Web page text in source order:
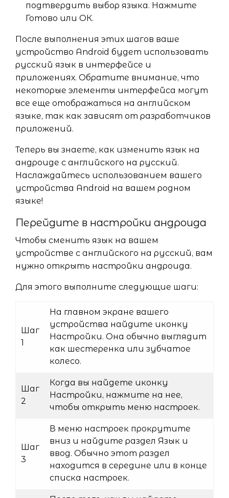
подтвердить выбор языка. Нажмите
Готово или ОК.
После выполнения этих шагов ваше
устройство Android будет использовать
русский язык в интерфейсе и
приложениях. Обратите внимание, что
некоторые элементы интерфейса могут
все еще отображаться на английском
языке, так как зависят от разработчиков
приложений.
Теперь вы знаете, как изменить язык на
андроиде с английского на русский.
Наслаждайтесь использованием вашего
устройства Android на вашем родном
языке!
Перейдите в настройки андроида
Чтобы сменить язык на вашем
устройстве с английского на русский, вам
нужно открыть настройки андроида.
Для этого выполните следующие шаги:
Шаг
1
На главном экране вашего
устройства найдите иконку
Настройки. Она обычно выглядит
как шестеренка или зубчатое
колесо.
Шаг
2
Когда вы найдете иконку
Настройки, нажмите на нее,
чтобы открыть меню настроек.
Шаг
3
В меню настроек прокрутите
вниз и найдите раздел Язык и
ввод. Обычно этот раздел
находится в середине или в конце
списка настроек.